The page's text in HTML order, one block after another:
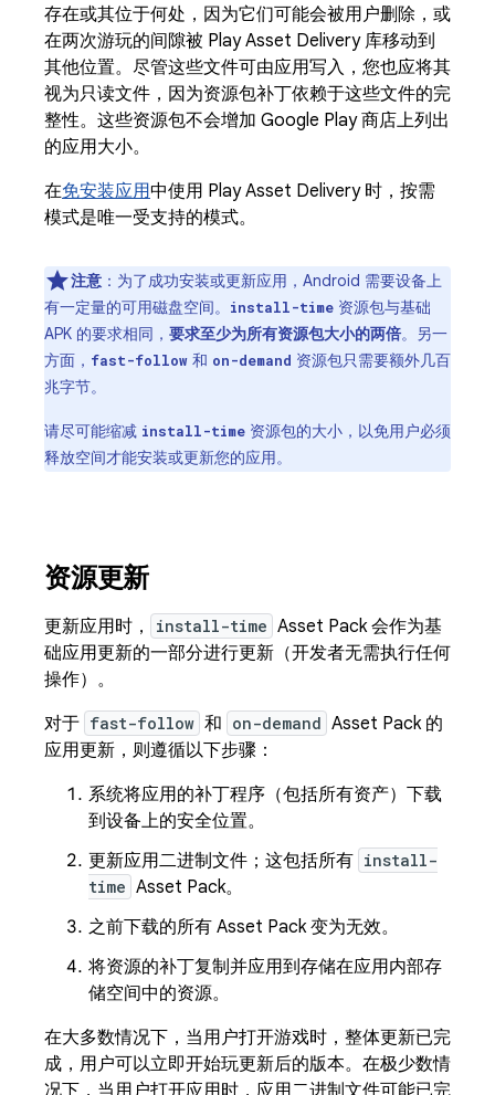
存在或其位于何处，因为它们可能会被用户删除，或
在两次游玩的间隙被 Play Asset Delivery 库移动到
其他位置。尽管这些文件可由应用写入，您也应将其
视为只读文件，因为资源包补丁依赖于这些文件的完
整性。这些资源包不会增加 Google Play 商店上列出
的应用大小。
在免安装应用中使用 Play Asset Delivery 时，按需
模式是唯一受支持的模式。
注意 ：为了成功安装或更新应用，Android 需要设备上
有一定量的可用磁盘空间。
install-time 资源包与基础
APK 的要求相同， 要求至少为所有资源包大小的两倍。另一
方面， fast-follow 和 on-demand 资源包只需要额外几百
兆字节。
请尽可能缩减 install-time 资源包的大小，以免用户必须
释放空间才能安装或更新您的应用。
资源更新
更新应用时， install-time Asset Pack 会作为基
础应用更新的一部分进行更新（开发者无需执行任何
操作）。
对于 fast-follow 和 on-demand Asset Pack 的
应用更新，则遵循以下步骤：
系统将应用的补丁程序（包括所有资产）下载
到设备上的安全位置。
更新应用二进制文件；这包括所有 install-
time Asset Pack。
之前下载的所有 Asset Pack 变为无效。
将资源的补丁复制并应用到存储在应用内部存
储空间中的资源。
在大多数情况下，当用户打开游戏时，整体更新已完
成，用户可以立即开始玩更新后的版本。在极少数情
况下，当用户打开应用时，应用二进制文件可能已完